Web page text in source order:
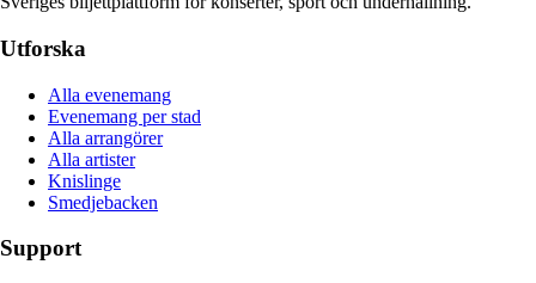
Utforska
Alla evenemang
Evenemang per stad
Alla arrangörer
Alla artister
Knislinge
Smedjebacken
Support